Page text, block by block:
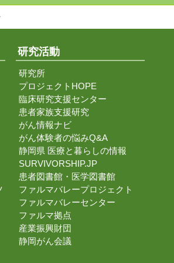
研究活動
研究所
プロジェクトHOPE
臨床研究支援センター
患者家族支援研究
がん情報ナビ
がん体験者の悩みQ&A
静岡県 医療と暮らしの情報
SURVIVORSHIP.JP
患者図書館・医学図書館
ファルマバレープロジェクト
ファルマバレーセンター
ファルマ拠点
産業振興財団
静岡がん会議